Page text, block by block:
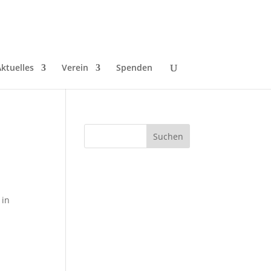
Verein Spenden
in